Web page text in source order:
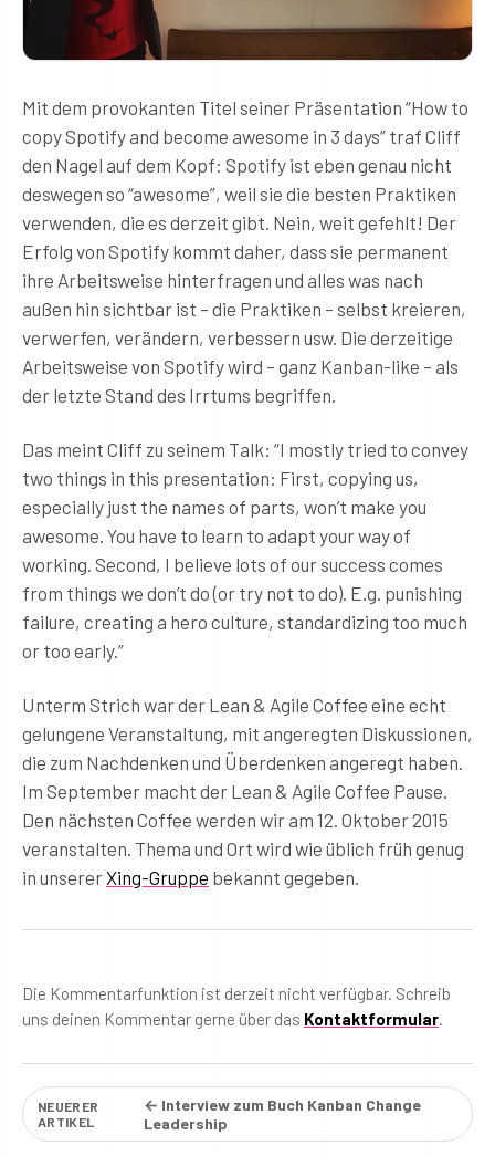
Mit dem provokanten Titel seiner Präsentation “How to
copy Spotify and become awesome in 3 days” traf Cliff
den Nagel auf dem Kopf: Spotify ist eben genau nicht
deswegen so “awesome”, weil sie die besten Praktiken
verwenden, die es derzeit gibt. Nein, weit gefehlt! Der
Erfolg von Spotify kommt daher, dass sie permanent
ihre Arbeitsweise hinterfragen und alles was nach
außen hin sichtbar ist – die Praktiken – selbst kreieren,
verwerfen, verändern, verbessern usw. Die derzeitige
Arbeitsweise von Spotify wird – ganz Kanban-like – als
der letzte Stand des Irrtums begriffen.
Das meint Cliff zu seinem Talk: “I mostly tried to convey
two things in this presentation: First, copying us,
especially just the names of parts, won’t make you
awesome. You have to learn to adapt your way of
working. Second, I believe lots of our success comes
from things we don’t do (or try not to do). E.g. punishing
failure, creating a hero culture, standardizing too much
or too early.”
Unterm Strich war der Lean & Agile Coffee eine echt
gelungene Veranstaltung, mit angeregten Diskussionen,
die zum Nachdenken und Überdenken angeregt haben.
Im September macht der Lean & Agile Coffee Pause.
Den nächsten Coffee werden wir am 12. Oktober 2015
veranstalten. Thema und Ort wird wie üblich früh genug
in unsererXing-Gruppe bekannt gegeben.
Die Kommentarfunktion ist derzeit nicht verfügbar. Schreib
uns deinen Kommentar gerne über das Kontaktformular.
NEUERER
ARTIKEL
← Interview zum Buch Kanban Change
Leadership